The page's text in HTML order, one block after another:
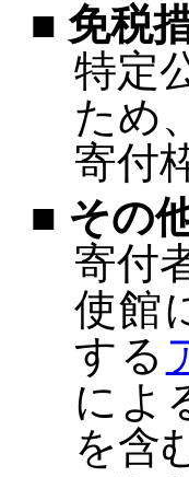
■ 免税
特定
ため
寄付
■ その
寄付
使館
する
によ
を含